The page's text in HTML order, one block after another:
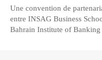
Une convention de
entre INSAG Business
Bahrain Institute of Banking